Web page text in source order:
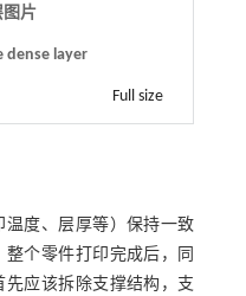
图片
dense layer
Full size
度、层厚等）保持一致
个零件打印完成后，同
先应该拆除支撑结构，支